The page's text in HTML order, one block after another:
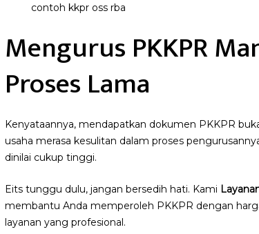
contoh kkpr oss rba
Mengurus PKKPR
Proses Lama
Kenyataannya, mendapatkan dokumen PKKPR
usaha merasa kesulitan dalam proses
dinilai cukup tinggi.
Eits tunggu dulu, jangan bersedih hati. Kami
membantu Anda memperoleh PKKPR dengan
layanan yang profesional.